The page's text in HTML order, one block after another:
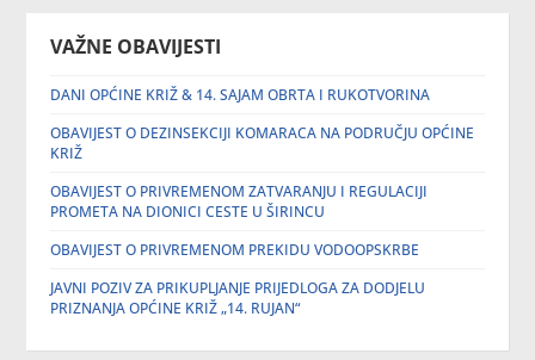
VAŽNE OBAVIJESTI
DANI OPĆINE KRIŽ & 14. SAJAM OBRTA I RUKOTVORINA
OBAVIJEST O DEZINSEKCIJI KOMARACA NA PODRUČJU OPĆINE
KRIŽ
OBAVIJEST O PRIVREMENOM ZATVARANJU I REGULACIJI
PROMETA NA DIONICI CESTE U ŠIRINCU
OBAVIJEST O PRIVREMENOM PREKIDU VODOOPSKRBE
JAVNI POZIV ZA PRIKUPLJANJE PRIJEDLOGA ZA DODJELU
PRIZNANJA OPĆINE KRIŽ „14. RUJAN“